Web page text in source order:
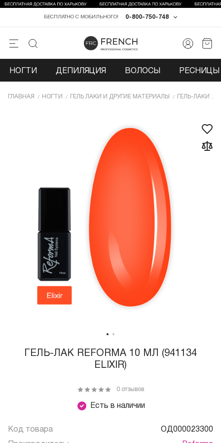
0-800-750-748
БЕСПЛАТНО С МОБИЛЬНОГО!
НОГТИ ДЕПИЛЯЦИЯ ВОЛОСЫ РЕСНИЦЫ
ГЛАВНАЯ НОГТИ ГЕЛЬ ЛАКИ И ДРУГИЕ МАТЕРИАЛЫ ГЕЛЬ-ЛАКИ
ГЕЛЬ-ЛАК REFORMA 10 МЛ (941134
ELIXIR)
Есть в наличии
0 отзывов
Код товара ОД000023300